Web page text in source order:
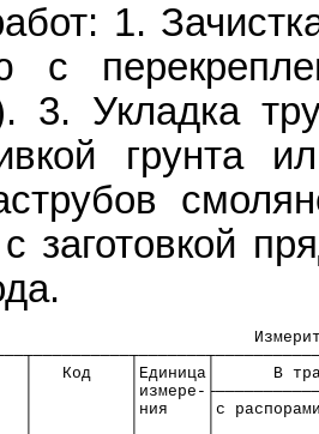
1.
с
3. Укладка
грунта
заготовкой
│   Код    │Единица│      В
│          │измере-
│          │ния    │с